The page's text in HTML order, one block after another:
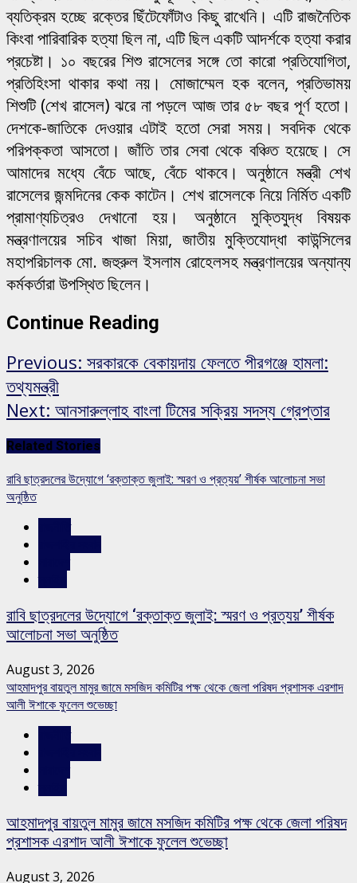
ব্যতিক্রম হচ্ছে রক্তের ছিঁটেফোঁটাও কিছু রাখেনি। এটি রাজনৈতিক
কিংবা পারিবারিক হত্যা ছিল না, এটি ছিল একটি আদর্শকে হত্যা করার
প্রচেষ্টা। ১০ বছরের শিশু রাসেলের সঙ্গে তো কারো প্রতিযোগিতা,
প্রতিহিংসা থাকার কথা নয়। মোজাম্মেল হক বলেন, প্রতিভাময়
শিশুটি (শেখ রাসেল) ঝরে না পড়লে আজ তার ৫৮ বছর পূর্ণ হতো।
দেশকে-জাতিকে দেওয়ার এটাই হতো সেরা সময়। সবদিক থেকে
পরিপক্কতা আসতো। জাঁতি তার সেবা থেকে বঞ্চিত হয়েছে। সে
আমাদের মধ্যে বেঁচে আছে, বেঁচে থাকবে। অনুষ্ঠানে মন্ত্রী শেখ
রাসেলের জন্মদিনের কেক কাটেন। শেখ রাসেলকে নিয়ে নির্মিত একটি
প্রামাণ্যচিত্রও দেখানো হয়। অনুষ্ঠানে মুক্তিযুদ্ধ বিষয়ক
মন্ত্রণালয়ের সচিব খাজা মিয়া, জাতীয় মুক্তিযোদ্ধা কাউন্সিলের
মহাপরিচালক মো. জহুরুল ইসলাম রোহেলসহ মন্ত্রণালয়ের অন্যান্য
কর্মকর্তারা উপস্থিত ছিলেন।
Continue Reading
Previous: সরকারকে বেকায়দায় ফেলতে পীরগঞ্জে হামলা:
তথ্যমন্ত্রী
Next: আনসারুল্লাহ বাংলা টিমের সক্রিয় সদস্য গ্রেপ্তার
Related Stories
রাবি ছাত্রদলের উদ্যোগে ‘রক্তাক্ত জুলাই: স্মরণ ও প্রত্যয়’ শীর্ষক আলোচনা সভা
অনুষ্ঠিত
রাবি ছাত্রদলের উদ্যোগে ‘রক্তাক্ত জুলাই: স্মরণ ও প্রত্যয়’ শীর্ষক
আলোচনা সভা অনুষ্ঠিত
August 3, 2026
আহমাদপুর বায়তুল মামুর জামে মসজিদ কমিটির পক্ষ থেকে জেলা পরিষদ প্রশাসক এরশাদ
আলী ঈশাকে ফুলেল শুভেচ্ছা
আহমাদপুর বায়তুল মামুর জামে মসজিদ কমিটির পক্ষ থেকে জেলা পরিষদ
প্রশাসক এরশাদ আলী ঈশাকে ফুলেল শুভেচ্ছা
August 3, 2026